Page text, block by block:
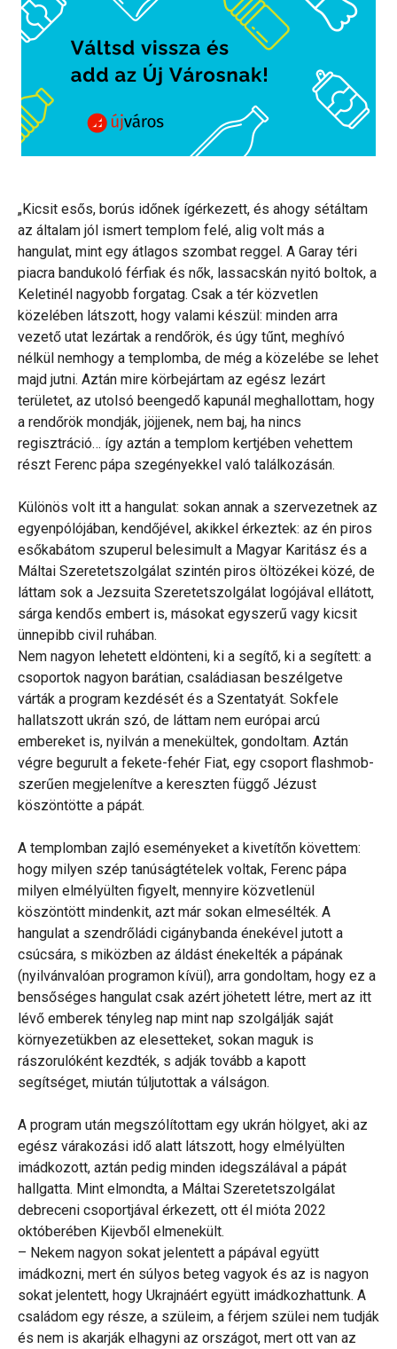
„Kicsit esős, borús időnek ígérkezett, és ahogy sétáltam
az általam jól ismert templom felé, alig volt más a
hangulat, mint egy átlagos szombat reggel. A Garay téri
piacra bandukoló férfiak és nők, lassacskán nyitó boltok, a
Keletinél nagyobb forgatag. Csak a tér közvetlen
közelében látszott, hogy valami készül: minden arra
vezető utat lezártak a rendőrök, és úgy tűnt, meghívó
nélkül nemhogy a templomba, de még a közelébe se lehet
majd jutni. Aztán mire körbejártam az egész lezárt
területet, az utolsó beengedő kapunál meghallottam, hogy
a rendőrök mondják, jöjjenek, nem baj, ha nincs
regisztráció… így aztán a templom kertjében vehettem
részt Ferenc pápa szegényekkel való találkozásán.
Különös volt itt a hangulat: sokan annak a szervezetnek az
egyenpólójában, kendőjével, akikkel érkeztek: az én piros
esőkabátom szuperul belesimult a Magyar Karitász és a
Máltai Szeretetszolgálat szintén piros öltözékei közé, de
láttam sok a Jezsuita Szeretetszolgálat logójával ellátott,
sárga kendős embert is, másokat egyszerű vagy kicsit
ünnepibb civil ruhában.
Nem nagyon lehetett eldönteni, ki a segítő, ki a segített: a
csoportok nagyon barátian, családiasan beszélgetve
várták a program kezdését és a Szentatyát. Sokfele
hallatszott ukrán szó, de láttam nem európai arcú
embereket is, nyilván a menekültek, gondoltam. Aztán
végre begurult a fekete-fehér Fiat, egy csoport flashmob-
szerűen megjelenítve a kereszten függő Jézust
köszöntötte a pápát.
A templomban zajló eseményeket a kivetítőn követtem:
hogy milyen szép tanúságtételek voltak, Ferenc pápa
milyen elmélyülten figyelt, mennyire közvetlenül
köszöntött mindenkit, azt már sokan elmesélték. A
hangulat a szendrőládi cigánybanda énekével jutott a
csúcsára, s miközben az áldást énekelték a pápának
(nyilvánvalóan programon kívül), arra gondoltam, hogy ez a
bensőséges hangulat csak azért jöhetett létre, mert az itt
lévő emberek tényleg nap mint nap szolgálják saját
környezetükben az elesetteket, sokan maguk is
rászorulóként kezdték, s adják tovább a kapott
segítséget, miután túljutottak a válságon.
A program után megszólítottam egy ukrán hölgyet, aki az
egész várakozási idő alatt látszott, hogy elmélyülten
imádkozott, aztán pedig minden idegszálával a pápát
hallgatta. Mint elmondta, a Máltai Szeretetszolgálat
debreceni csoportjával érkezett, ott él mióta 2022
októberében Kijevből elmenekült.
– Nekem nagyon sokat jelentett a pápával együtt
imádkozni, mert én súlyos beteg vagyok és az is nagyon
sokat jelentett, hogy Ukrajnáért együtt imádkozhattunk. A
családom egy része, a szüleim, a férjem szülei nem tudják
és nem is akarják elhagyni az országot, mert ott van az